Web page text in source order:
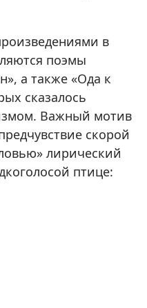
в
поэмы
а также «Ода к
сказалось
Важный мотив
скорой
лирический
птице: